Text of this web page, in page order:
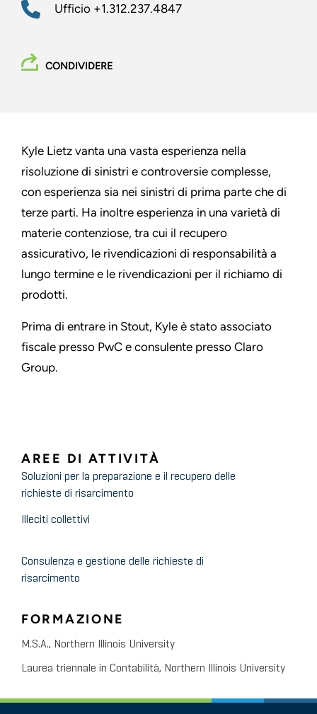
Ufficio +1.312.237.4847
CONDIVIDERE
Kyle Lietz vanta una vasta esperienza nella
risoluzione di sinistri e controversie complesse,
con esperienza sia nei sinistri di prima parte che di
terze parti. Ha inoltre esperienza in una varietà di
materie contenziose, tra cui il recupero
assicurativo, le rivendicazioni di responsabilità a
lungo termine e le rivendicazioni per il richiamo di
prodotti.
Prima di entrare in Stout, Kyle è stato associato
fiscale presso PwC e consulente presso Claro
Group.
AREE DI ATTIVITÀ
Soluzioni per la preparazione e il recupero delle
richieste di risarcimento
Illeciti collettivi
Consulenza e gestione delle richieste di
risarcimento
FORMAZIONE
M.S.A., Northern Illinois University
Laurea triennale in Contabilità, Northern Illinois University